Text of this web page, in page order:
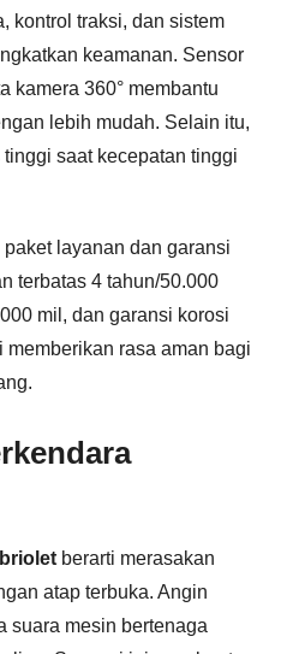
kontrol traksi, dan sistem
keamanan. Sensor
kamera 360° membantu
lebih mudah. Selain itu,
saat kecepatan tinggi
layanan dan garansi
terbatas 4 tahun/50.000
mil, dan garansi korosi
rasa aman bagi
berarti merasakan
atap terbuka. Angin
suara mesin bertenaga